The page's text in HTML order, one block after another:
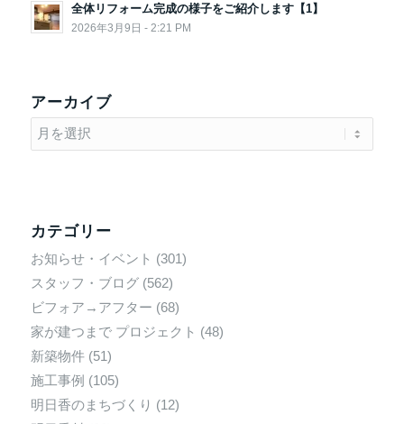
全体リフォーム完成の様子をご紹介します【1】
2026年3月9日 - 2:21 PM
アーカイブ
カテゴリー
お知らせ・イベント (301)
スタッフ・ブログ(562)
ビフォア→アフター (68)
家が建つまで プロジェクト (48)
新築物件(51)
施工事例 (105)
明日香のまちづくり (12)